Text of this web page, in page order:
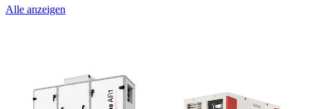
Alle anzeigen